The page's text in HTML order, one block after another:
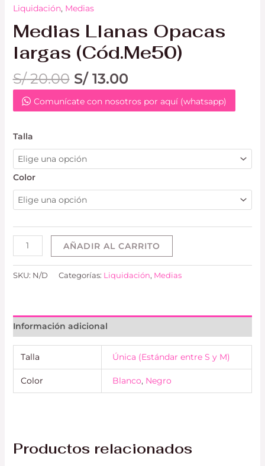
Liquidación, Medias
Medias Llanas Opacas
largas (Cód.Me50)
S/20.00 S/13.00
Comunícate con nosotros por aquí (whatsapp)
Talla
Color
AÑADIR AL CARRITO
SKU: N/D Categorías: Liquidación, Medias
Información adicional
Talla Única (Estándar entre S y M)
Color Blanco, Negro
Productos relacionados